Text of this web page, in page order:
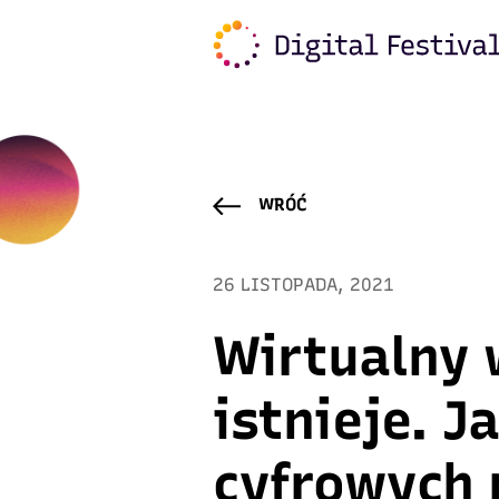
: Trying to access array offset on value of
content/plugins/freshmail-integration/vendor/
WRÓĆ
26 LISTOPADA, 2021
Wirtualny
istnieje.
cyfrowych